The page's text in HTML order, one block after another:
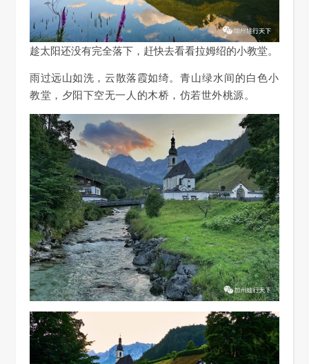
趁太阳还没有完全落下，赶快去看看拉姆绍的小教堂。
雨过远山如洗，云散落霞如绮。 青山绿水间的白色小
教堂， 夕阳下空无一人的木桥， 仿若世外桃源。